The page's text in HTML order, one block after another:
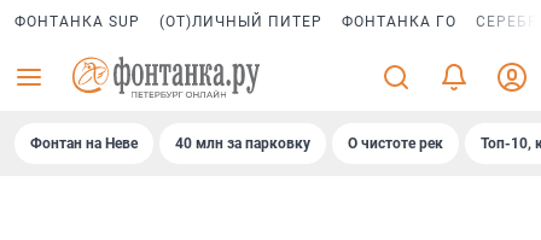
ФОНТАНКА SUP (ОТ)ЛИЧНЫЙ ПИТЕР ФОНТАНКА ГО
Фонтан на Неве 40 млн за парковку О чистоте рек Топ-10,